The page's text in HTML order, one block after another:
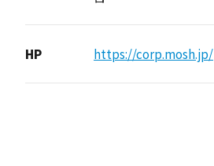
HP https://corp.mosh.jp/